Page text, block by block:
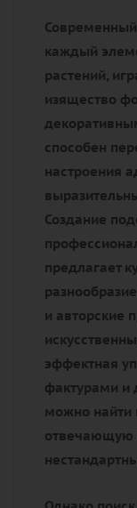
Современный
каждый
растений,
изящество
способен
настроения
Создание
предлагает
и авторские
эффектная
фактурами и
можно найти
отвечающую